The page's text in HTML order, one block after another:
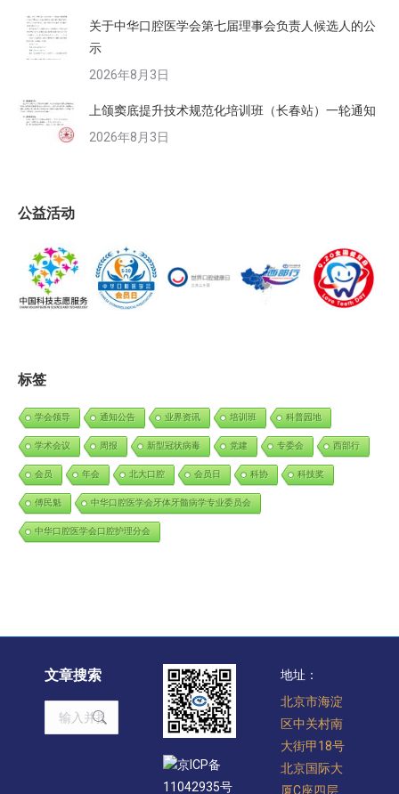
关于中华口腔医学会第七届理事会负责人候选人的公
示
2026年8月3日
上颌窦底提升技术规范化培训班（长春站）一轮通知
2026年8月3日
公益活动
标签
学会领导 通知公告 业界资讯 培训班 科普园地
学术会议 周报 新型冠状病毒 党建 专委会 西部行
会员 年会 北大口腔 会员日 科协 科技奖
傅民魁 中华口腔医学会牙体牙髓病学专业委员会
中华口腔医学会口腔护理分会
文章搜索
Search:
京ICP备
11042935号
地址：
北京市海淀
区中关村南
大街甲18号
北京国际大
厦C座四层